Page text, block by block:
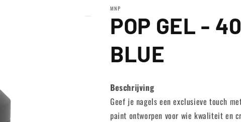
/
i
o
MNP
POP GEL -
BLUE
Beschrijving
Geef je nagels een exclusieve touch
paint ontworpen voor wie kwaliteit en